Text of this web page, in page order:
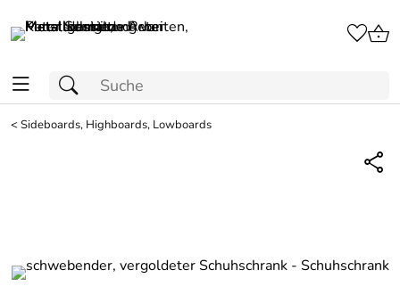
<Sideboards, Highboards, Lowboards